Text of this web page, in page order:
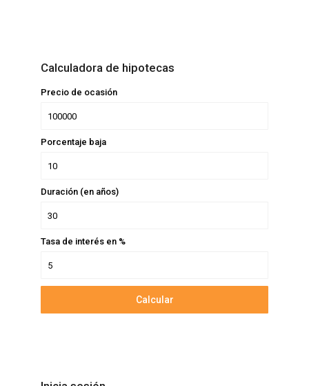
Calculadora de hipotecas
Precio de ocasión
Porcentaje baja
Duración (en años)
Tasa de interés en %
Calcular